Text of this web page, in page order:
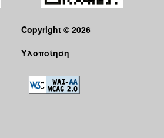
Copyright © 2026
Υλοποίηση